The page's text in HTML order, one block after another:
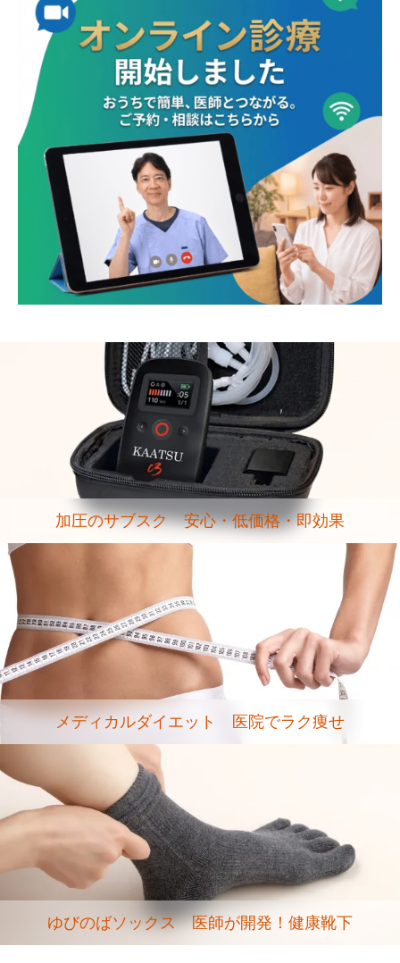
加圧のサブスク 安心・低価格・即効果
メディカルダイエット 医院でラク痩せ
ゆびのばソックス 医師が開発！健康靴下